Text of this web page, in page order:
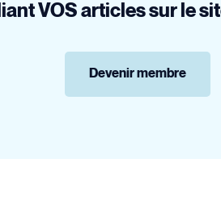
VOS articles sur le
Devenir membre